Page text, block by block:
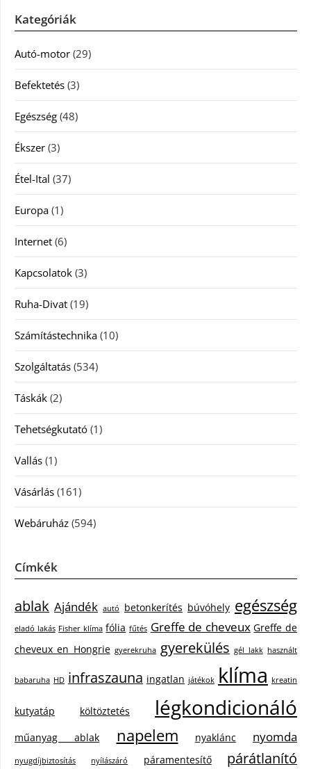
Kategóriák
Autó-motor (29)
Befektetés (3)
Egészség (48)
Ékszer (3)
Étel-Ital (37)
Europa (1)
Internet (6)
Kapcsolatok (3)
Ruha-Divat (19)
Számítástechnika (10)
Szolgáltatás (534)
Táskák (2)
Tehetségkutató (1)
Vallás (1)
Vásárlás (161)
Webáruház (594)
Címkék
ablak Ajándék autó betonkerítés búvóhely egészség
eladó lakás Fisher klíma fólia fűtés Greffe de cheveux Greffe de
cheveux en Hongrie gyerekruha gyerekülés gél lakk használt
babaruha HD infraszauna ingatlan játékok klíma kreatin
kutyatáp költöztetés légkondicionáló
műanyag ablak napelem nyaklánc nyomda
nyugdíjbiztosítás nyílászáró páramentesítő párátlanító